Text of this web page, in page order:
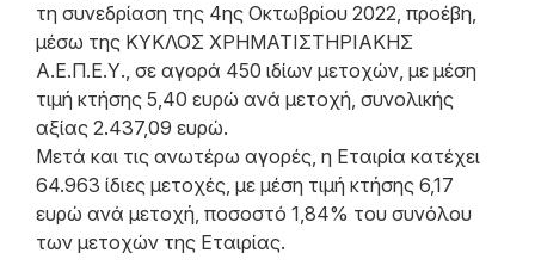
τη συνεδρίαση της 4ης Οκτωβρίου 2022, προέβη,
μέσω της ΚΥΚΛΟΣ ΧΡΗΜΑΤΙΣΤΗΡΙΑΚΗΣ
Α.Ε.Π.Ε.Υ., σε αγορά 450 ιδίων μετοχών, με μέση
τιμή κτήσης 5,40 ευρώ ανά μετοχή, συνολικής
αξίας 2.437,09 ευρώ.
Μετά και τις ανωτέρω αγορές, η Εταιρία κατέχει
64.963 ίδιες μετοχές, με μέση τιμή κτήσης 6,17
ευρώ ανά μετοχή, ποσοστό 1,84% του συνόλου
των μετοχών της Εταιρίας.